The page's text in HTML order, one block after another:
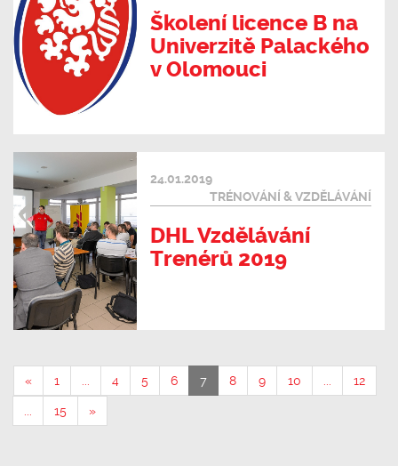
Školení licence B na
Univerzitě Palackého
v Olomouci
24.01.2019
TRÉNOVÁNÍ & VZDĚLÁVÁNÍ
DHL Vzdělávání
Trenérů 2019
« 1 4 5 6 7 8 9 10 12
15 »